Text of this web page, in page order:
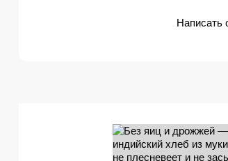
Написать